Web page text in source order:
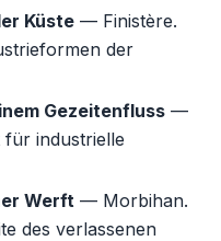
Küste — Finistère.
der
Gezeitenfluss —
industrielle
Werft — Morbihan.
des verlassenen